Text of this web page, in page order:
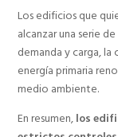
Los edificios que
alcanzar una serie
demanda y carga,
energía primaria
medio ambiente.
En resumen, los